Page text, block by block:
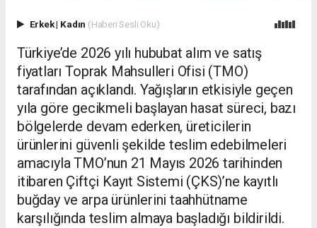
Erkek| Kadın (Haberi Sesli Oku)
Türkiye’de 2026 yılı hububat alım ve satış
fiyatları Toprak Mahsulleri Ofisi (TMO)
tarafından açıklandı. Yağışların etkisiyle geçen
yıla göre gecikmeli başlayan hasat süreci, bazı
bölgelerde devam ederken, üreticilerin
ürünlerini güvenli şekilde teslim edebilmeleri
amacıyla TMO’nun 21 Mayıs 2026 tarihinden
itibaren Çiftçi Kayıt Sistemi (ÇKS)’ne kayıtlı
buğday ve arpa ürünlerini taahhütname
karşılığında teslim almaya başladığı bildirildi.